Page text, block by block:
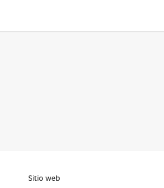
Sitio web